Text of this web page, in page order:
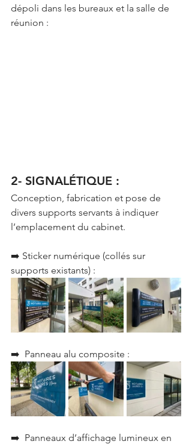
dépoli dans les bureaux et la salle de
réunion :
2- SIGNALÉTIQUE :
Conception, fabrication et pose de
divers supports servants à indiquer
l’emplacement du cabinet.
➡️ Sticker numérique (collés sur
supports existants) :
➡️  Panneau alu composite :
➡️  Panneaux d’affichage lumineux en